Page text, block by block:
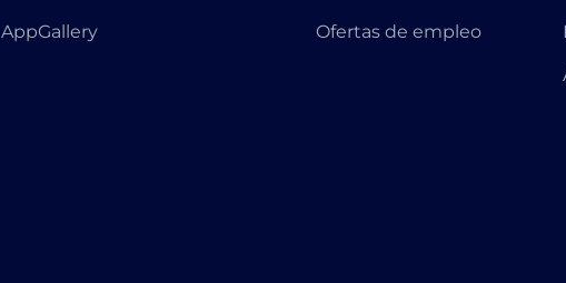
AppGallery Ofertas de empleo